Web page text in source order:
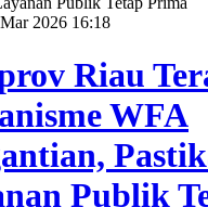
2026 16:18
Riau
WFA
Publik